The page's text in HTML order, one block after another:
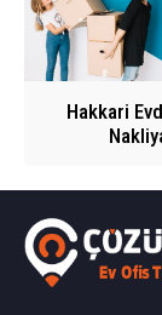
Hakkari